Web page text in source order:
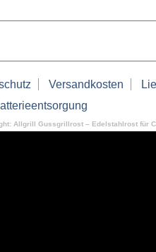
Versandkosten
Allgrill Gussgrillrost – Edelstahlrost für